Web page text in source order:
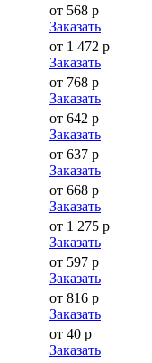
от 568 р
Заказать
от 1 472 р
Заказать
от 768 р
Заказать
от 642 р
Заказать
от 637 р
Заказать
от 668 р
Заказать
от 1 275 р
Заказать
от 597 р
Заказать
от 816 р
Заказать
от 40 р
Заказать